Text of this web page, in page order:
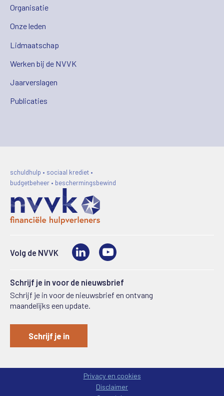
Organisatie
Onze leden
Lidmaatschap
Werken bij de NVVK
Jaarverslagen
Publicaties
schuldhulp • sociaal krediet •
budgetbeheer • beschermingsbewind
Volg de NVVK LinkedIn
Schrijf je in voor de nieuwsbrief
Schrijf je in voor de nieuwsbrief en ontvang
maandelijks een update.
Schrijf je in
Privacy en cookies
Disclaimer